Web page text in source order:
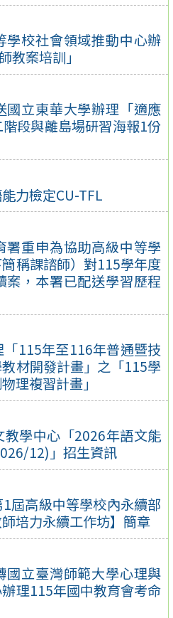
學校社會領域推動中心辦
教案培訓」
國立東華大學辦理「適應
段與離島場研習海報1份
力檢定CU-TFL
署重申為協助高級中等學
稱課諮師）對115學年度
案，本署已配送學習歷程
115年至116年普通暨技
材開發計畫」之「115學
理複習計畫」
學中心「2026年語文能
12)」招生資訊
屆高級中等學校內永續部
培力永續工作坊】簡章
國立臺灣師範大學心理與
理115年國中教育會考命